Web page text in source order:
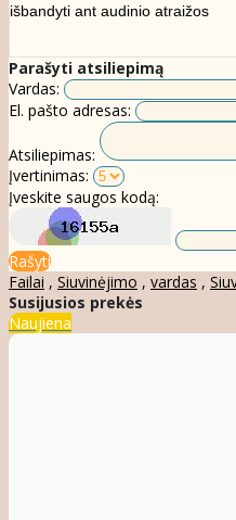
išbandyti ant audinio atraižos
Parašyti atsiliepimą
Vardas:
El. pašto adresas:
Atsiliepimas:
Įvertinimas:
Įveskite saugos kodą:
Rašyti
Failai , Siuvinėjimo , vardas ,
Susijusios prekės
Naujiena